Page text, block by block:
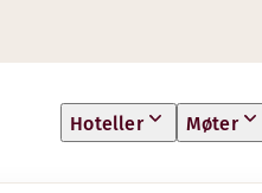
Hoteller Møter